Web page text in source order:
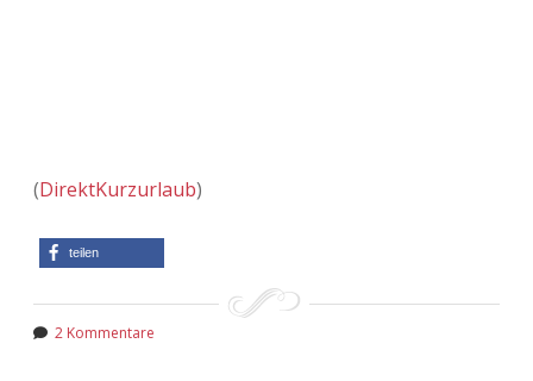
(DirektKurzurlaub)
teilen
2 Kommentare